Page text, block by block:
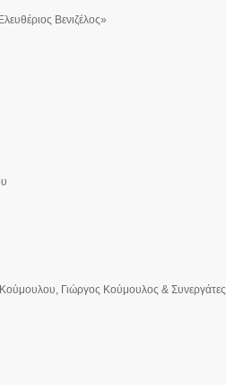
Βενιζέλος»
Γιώργος Κούμουλος & Συνεργάτες